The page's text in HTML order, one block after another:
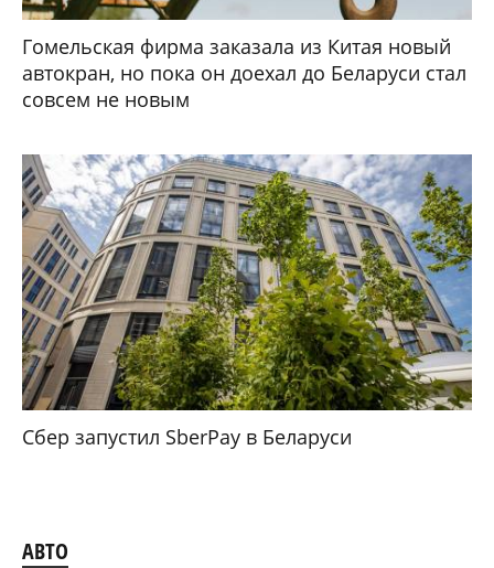
Гомельская фирма заказала из Китая новый
автокран, но пока он доехал до Беларуси стал
совсем не новым
Сбер запустил SberPay в Беларуси
АВТО